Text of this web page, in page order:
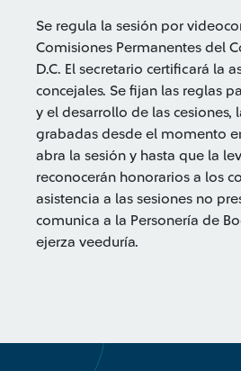
Se regula la sesión por
Comisiones Permanentes del
D.C. El secretario certificará la
concejales. Se fijan las reglas
y el desarrollo de las cesiones,
grabadas desde el momento
abra la sesión y hasta que la
reconocerán honorarios a los
asistencia a las sesiones no
comunica a la Personería de
ejerza veeduría.